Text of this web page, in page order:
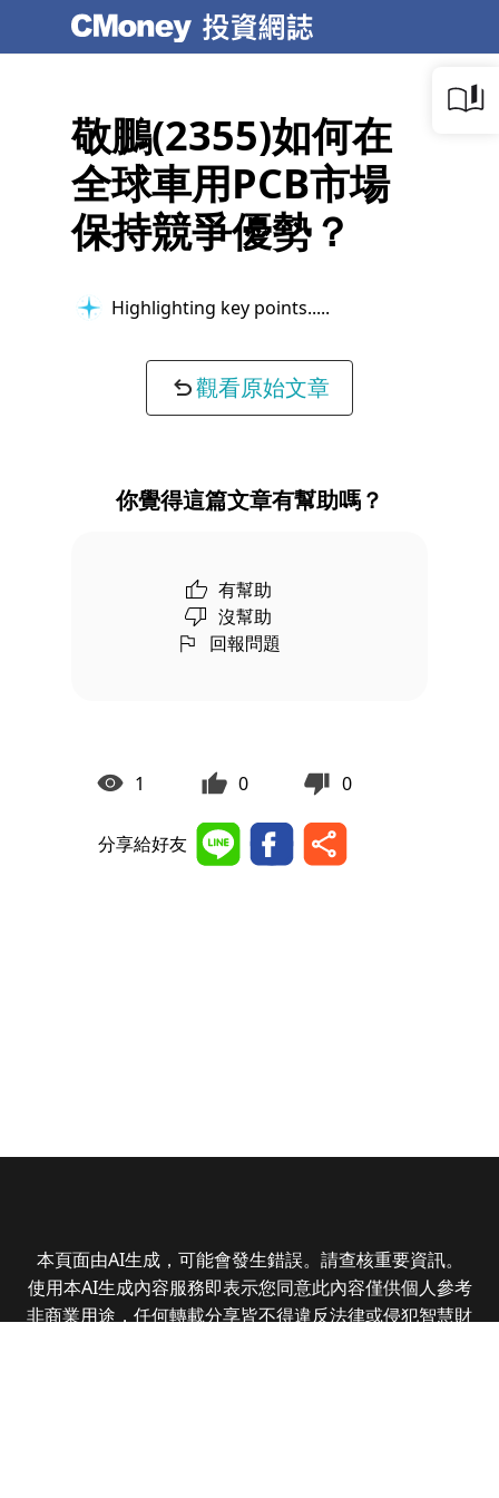
敬鵬(2355)如何在
全球車用PCB市場
保持競爭優勢？
Highlighting key points...
觀看原始文章
你覺得這篇文章有幫助嗎？
有幫助
沒幫助
回報問題
1 0 0
分享給好友
本頁面由AI生成，可能會發生錯誤。請查核重要資訊。
使用本AI生成內容服務即表示您同意此內容僅供個人參考
非商業用途，任何轉載分享皆不得違反法律或侵犯智慧財